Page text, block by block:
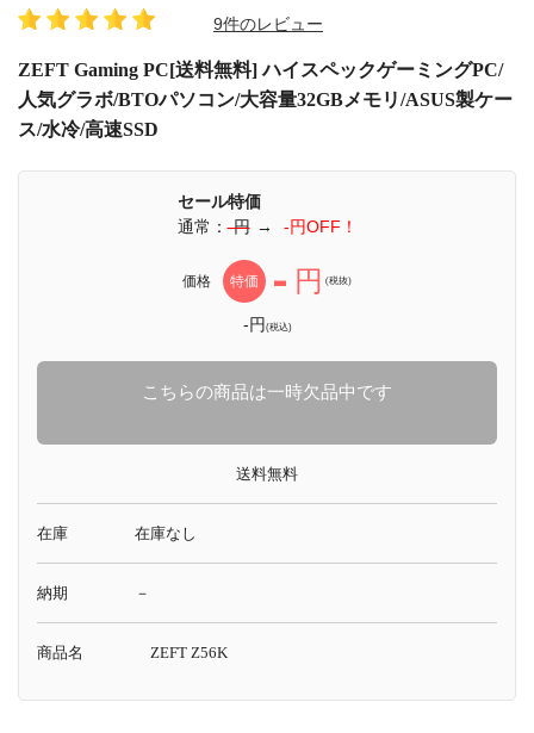
9件のレビュー
ZEFT Gaming PC[送料無料] ハイスペックゲーミングPC/
人気グラボ/BTOパソコン/大容量32GBメモリ/ASUS製ケー
ス/水冷/高速SSD
セール特価
通常：-円 → -円OFF！
価格 特価 - 円 (税抜)
-円(税込)
こちらの商品は一時欠品中です
送料無料
在庫 在庫なし
納期 －
商品名 ZEFT Z56K